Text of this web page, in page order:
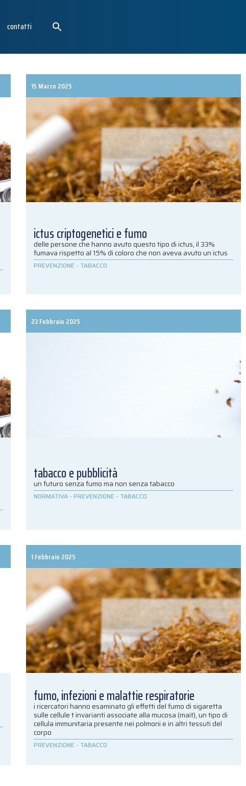
contatti
15 Marzo 2025
ictus criptogenetici e fumo
delle persone che hanno avuto questo tipo di ictus, il 33%
fumava rispetto al 15% di coloro che non aveva avuto un ictus
PREVENZIONE - TABACCO
23 Febbraio 2025
tabacco e pubblicità
un futuro senza fumo ma non senza tabacco
NORMATIVA- PREVENZIONE - TABACCO
1 Febbraio 2025
fumo, infezioni e malattie respiratorie
i ricercatori hanno esaminato gli effetti del fumo di sigaretta
sulle cellule t invarianti associate alla mucosa (mait), un tipo di
cellula immunitaria presente nei polmoni e in altri tessuti del
corpo
PREVENZIONE - TABACCO